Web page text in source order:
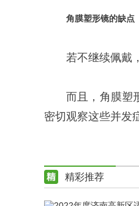
角膜塑形镜的缺点
若不继续佩戴
而且，角膜塑
密切观察这些并发
精彩推荐